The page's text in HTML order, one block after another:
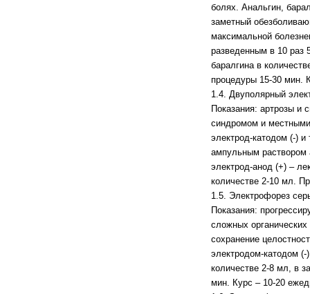
болях. Анальгин,
заметный
максимальной
разведенным в 10 раз
баралгина в
процедуры 15-30 мин.
1.4. Двуполярный
Показания: артрозы
синдромом и
электрод-катодом (-)
ампульным раствором
электрод-анод (+) –
количестве 2-10 мл.
1.5. Электрофорез
Показания:
сложных
сохранение
электродом-катодом
количестве 2-8 мл, в
мин. Курс – 10-20